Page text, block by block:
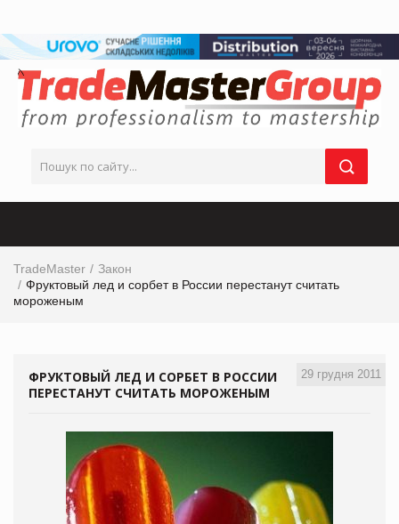
TradeMaster
Закон
Фруктовый лед и сорбет в России перестанут считать
мороженым
29 грудня 2011
ФРУКТОВЫЙ ЛЕД И СОРБЕТ В РОССИИ
ПЕРЕСТАНУТ СЧИТАТЬ МОРОЖЕНЫМ